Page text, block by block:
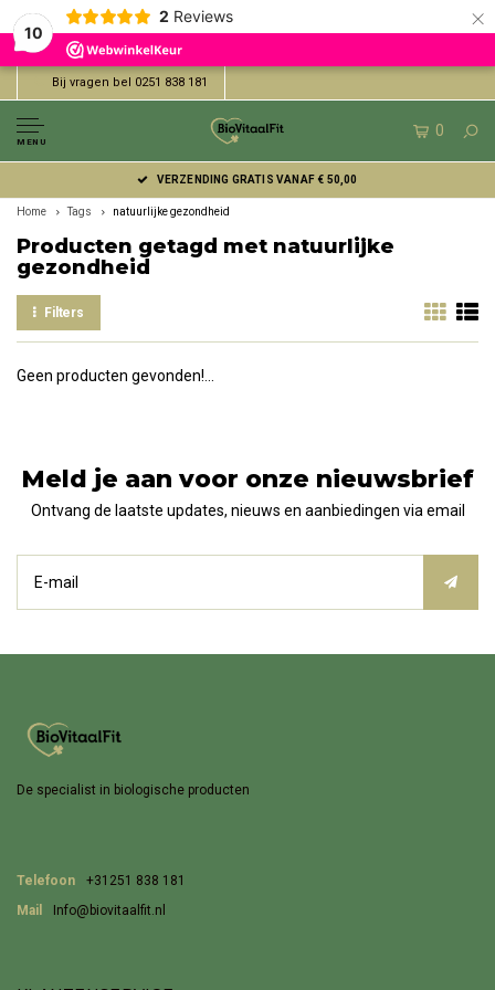
10
2 Reviews ×
Bij vragen bel 0251 838 181
MENU
0
VERZENDING GRATIS VANAF € 50,00
Home Tags natuurlijke gezondheid
Producten getagd met natuurlijke
gezondheid
Filters
Geen producten gevonden!...
Meld je aan voor onze nieuwsbrief
Ontvang de laatste updates, nieuws en aanbiedingen via email
De specialist in biologische producten
Telefoon
+31251 838 181
Mail
Info@biovitaalfit.nl